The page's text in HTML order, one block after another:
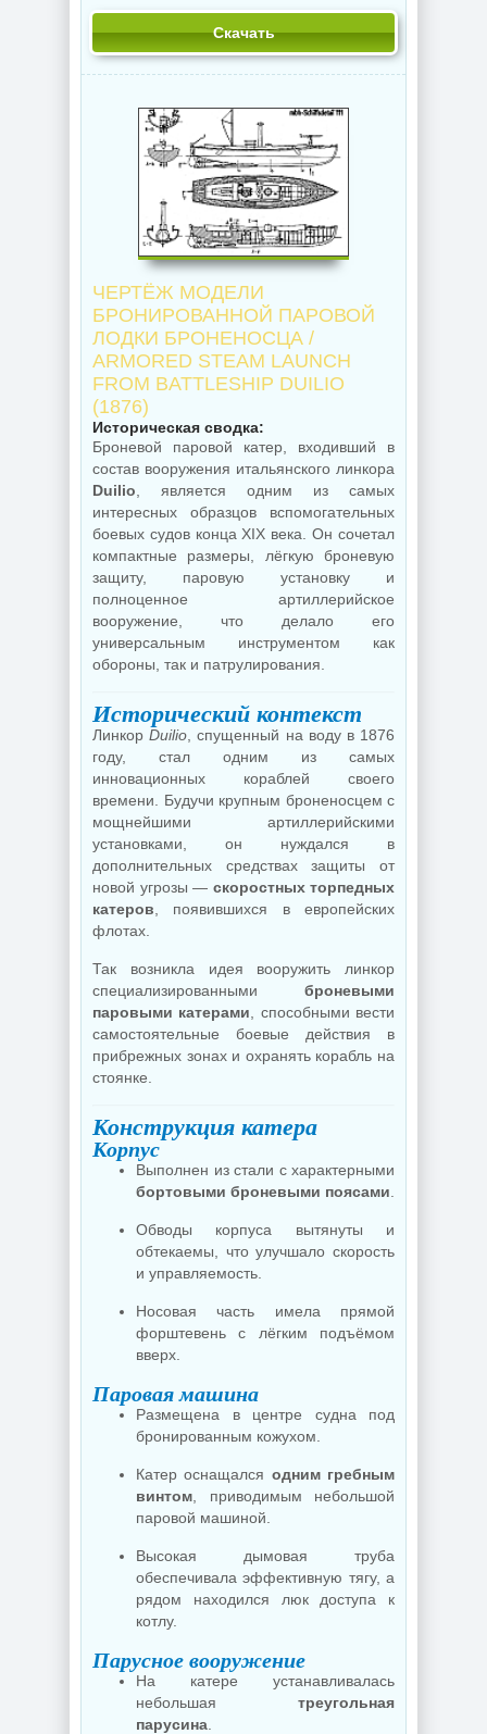
Скачать
ЧЕРТЁЖ МОДЕЛИ
БРОНИРОВАННОЙ ПАРОВОЙ
ЛОДКИ БРОНЕНОСЦА /
ARMORED STEAM LAUNCH
FROM BATTLESHIP DUILIO
(1876)
Историческая сводка:
Броневой паровой катер, входивший в
состав вооружения итальянского линкора
Duilio , является одним из самых
интересных образцов вспомогательных
боевых судов конца XIX века. Он сочетал
компактные размеры, лёгкую броневую
защиту, паровую установку и
полноценное артиллерийское
вооружение, что делало его
универсальным инструментом как
обороны, так и патрулирования.
Исторический контекст
ЛинкорDuilio , спущенный на воду в 1876
году, стал одним из самых
инновационных кораблей своего
времени. Будучи крупным броненосцем с
мощнейшими артиллерийскими
установками, он нуждался в
дополнительных средствах защиты от
новой угрозы — скоростных торпедных
катеров , появившихся в европейских
флотах.
Так возникла идея вооружить линкор
специализированными броневыми
паровыми катерами , способными вести
самостоятельные боевые действия в
прибрежных зонах и охранять корабль на
стоянке.
Конструкция катера
Корпус
Выполнен из стали с характерными
бортовыми броневыми поясами
Обводы корпуса вытянуты и
обтекаемы, что улучшало скорость
и управляемость.
Носовая часть имела прямой
форштевень с лёгким подъёмом
вверх.
Паровая машина
Размещена в центре судна под
бронированным кожухом.
Катер оснащался одним гребным
винтом , приводимым небольшой
паровой машиной.
Высокая дымовая труба
обеспечивала эффективную тягу, а
рядом находился люк доступа к
котлу.
Парусное вооружение
На катере устанавливалась
небольшая треугольная
парусина